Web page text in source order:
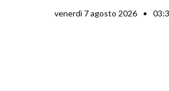
venerdì 7 agosto 2026 •